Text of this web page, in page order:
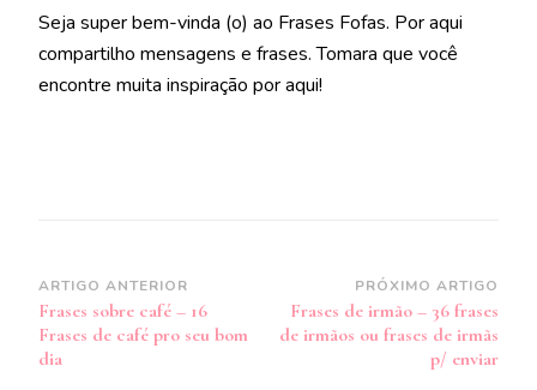
Seja super bem-vinda (o) ao Frases Fofas. Por aqui
compartilho mensagens e frases. Tomara que você
encontre muita inspiração por aqui!
Navegação
de
post
ARTIGO ANTERIOR
Frases sobre café – 16
Frases de café pro seu bom
dia
PRÓXIMO ARTIGO
Frases de irmão – 36 frases
de irmãos ou frases de irmãs
p/ enviar